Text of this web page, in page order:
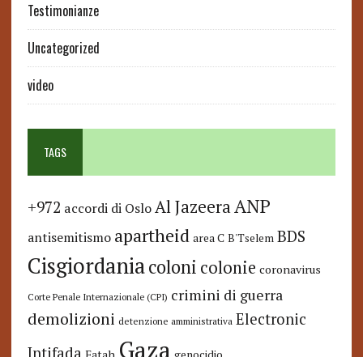
Testimonianze
Uncategorized
video
TAGS
+972 accordi di Oslo Al JazeeraANP
antisemitismo apartheid area C B'Tselem BDS
Cisgiordaniacoloni colonie coronavirus
Corte Penale Internazionale (CPI) crimini di guerra
demolizioni detenzione amministrativa Electronic
Gaza